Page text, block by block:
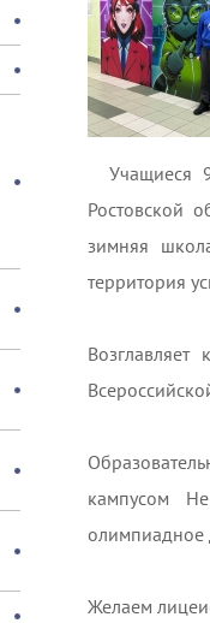
Учащиеся
Ростовской
зимняя
территория
кампусом
олимпиадное
Желаем